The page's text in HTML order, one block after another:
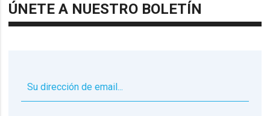
ÚNETE A NUESTRO BOLETÍN